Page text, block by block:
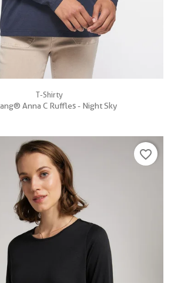
T-Shirty
Anna C Ruffles - Night Sky
favorite_border